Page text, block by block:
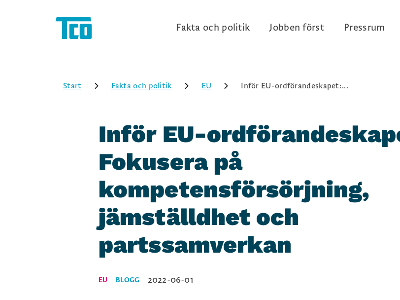
Fakta och politik Jobben först Pressrum
Start Fakta och politik EU Inför EU-ordförandeskapet:...
Inför EU-
Fokusera på
kompetensförsörjning,
jämställdhet och
partssamverkan
EU BLOGG 2022-06-01